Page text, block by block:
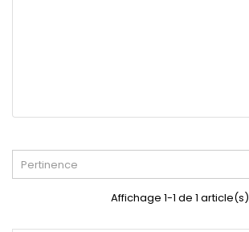
Pertinence
Affichage 1-1 de 1 article(s)